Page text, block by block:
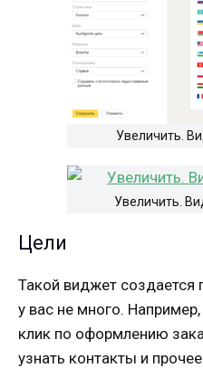
Увеличить.
Увеличить.
Цели
Такой виджет создается
у вас не много.
клик по оформлению
узнать контакты и